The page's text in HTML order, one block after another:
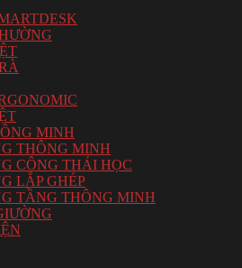
MINH
THÔNG MINH
CÔNG THÁI HỌC
LẮP GHÉP
TẦNG THÔNG MINH